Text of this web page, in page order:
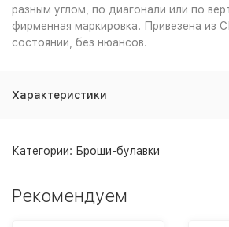
разным углом, по диагонали или по
фирменная маркировка. Привезена из
состоянии, без нюансов.
Характеристики
Категории: Броши-булавки
Рекомендуем